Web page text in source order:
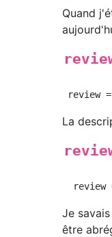
Quand
La
Je
être